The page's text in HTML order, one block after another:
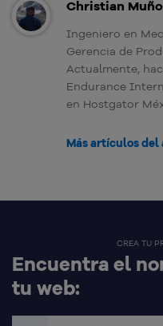
Christian
Ingeniero en
Gerencia de
Actualmente,
Endurance
en Hostgator
Más artículos del
CREA TU
Encuentra el
tu web: